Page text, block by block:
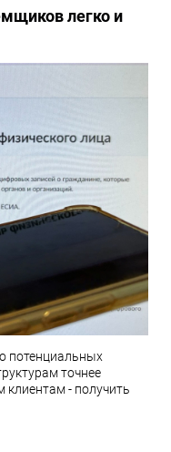
легко и
потенциальных
точнее
клиентам - получить